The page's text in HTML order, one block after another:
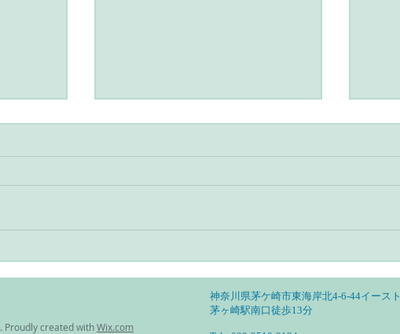
然
Proudly created withWix.com
神奈川県茅ケ崎市東海岸北4-6-44イース
茅ヶ崎駅南口徒歩13分